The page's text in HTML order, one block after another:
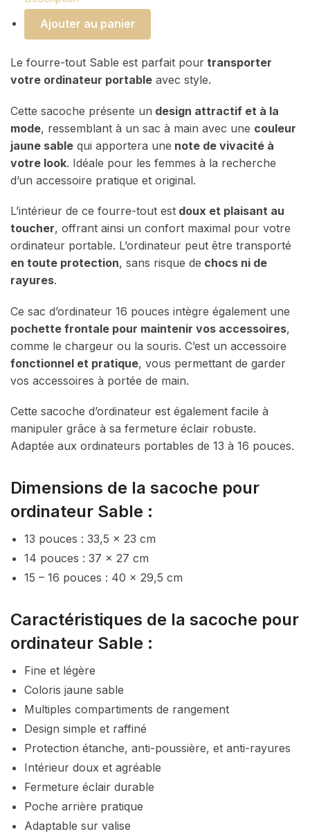
Ajouter au panier
Le fourre-tout Sable est parfait pour transporter
votre ordinateur portable avec style.
Cette sacoche présente un design attractif et à la
mode, ressemblant à un sac à main avec une couleur
jaune sable qui apportera une note de vivacité à
votre look. Idéale pour les femmes à la recherche
d’un accessoire pratique et original.
L’intérieur de ce fourre-tout est doux et plaisant au
toucher, offrant ainsi un confort maximal pour votre
ordinateur portable. L’ordinateur peut être transporté
en toute protection, sans risque de chocs ni de
rayures.
Ce sac d’ordinateur 16 pouces intègre également une
pochette frontale pour maintenir vos accessoires,
comme le chargeur ou la souris. C’est un accessoire
fonctionnel et pratique, vous permettant de garder
vos accessoires à portée de main.
Cette sacoche d’ordinateur est également facile à
manipuler grâce à sa fermeture éclair robuste.
Adaptée aux ordinateurs portables de 13 à 16 pouces.
Dimensions de la sacoche pour
ordinateur Sable :
13 pouces : 33,5 x 23 cm
14 pouces : 37 x 27 cm
15 – 16 pouces : 40 x 29,5 cm
Caractéristiques de la sacoche pour
ordinateur Sable :
Fine et légère
Coloris jaune sable
Multiples compartiments de rangement
Design simple et raffiné
Protection étanche, anti-poussière, et anti-rayures
Intérieur doux et agréable
Fermeture éclair durable
Poche arrière pratique
Adaptable sur valise